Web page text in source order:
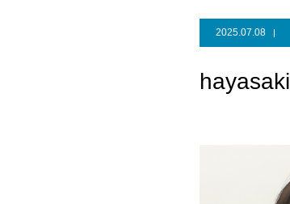
2025.07.08
hayasaki